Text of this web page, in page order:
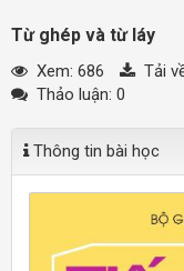
Từ ghép và từ láy
Xem: 686 Tải
Thảo luận: 0
Thông tin bài học